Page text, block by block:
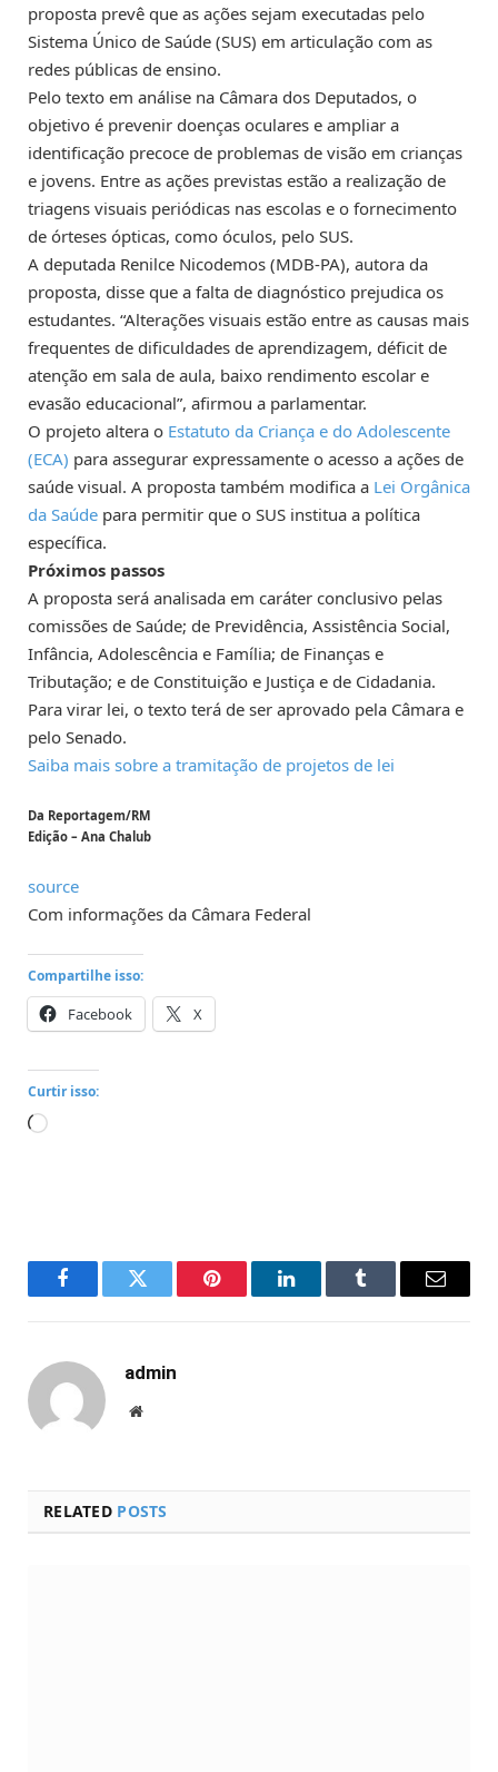
proposta prevê que as ações sejam executadas pelo
Sistema Único de Saúde (SUS) em articulação com as
redes públicas de ensino.
Pelo texto em análise na Câmara dos Deputados, o
objetivo é prevenir doenças oculares e ampliar a
identificação precoce de problemas de visão em crianças
e jovens. Entre as ações previstas estão a realização de
triagens visuais periódicas nas escolas e o fornecimento
de órteses ópticas, como óculos, pelo SUS.
A deputada Renilce Nicodemos (MDB-PA), autora da
proposta, disse que a falta de diagnóstico prejudica os
estudantes. “Alterações visuais estão entre as causas mais
frequentes de dificuldades de aprendizagem, déficit de
atenção em sala de aula, baixo rendimento escolar e
evasão educacional”, afirmou a parlamentar.
O projeto altera o Estatuto da Criança e do Adolescente
(ECA) para assegurar expressamente o acesso a ações de
saúde visual. A proposta também modifica a Lei Orgânica
da Saúde para permitir que o SUS institua a política
específica.
Próximos passos
A proposta será analisada em caráter conclusivo pelas
comissões de Saúde; de Previdência, Assistência Social,
Infância, Adolescência e Família; de Finanças e
Tributação; e de Constituição e Justiça e de Cidadania.
Para virar lei, o texto terá de ser aprovado pela Câmara e
pelo Senado.
Saiba mais sobre a tramitação de projetos de lei
Da Reportagem/RM
Edição – Ana Chalub
source
Com informações da Câmara Federal
Compartilhe isso:
Facebook X
Curtir isso:
Carregando...
FacebookTwitter Pinterest LinkedInTumblr Email
admin
Website
RELATED POSTS